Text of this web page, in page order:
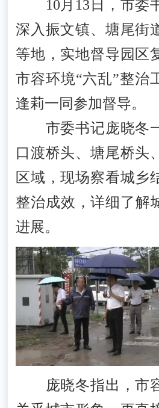
10月13日，市委
深入振文镇、塘尾街
等地，实地督导园区
市容环境“六乱”整治
逢莉一同参加督导。
市委书记庞晓冬
口渡桥头、塘尾桥头
区域，现场察看城乡
整治成效，详细了解
进展。
庞晓冬指出，市